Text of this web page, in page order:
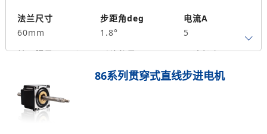
590
法兰尺寸
60mm
步距角deg
1.8°
电流A
5
转子惯量g.cm²
引线数量
75
马达长度mm
2.5
保持力矩N.m
640
86系列贯穿式直线步进电机